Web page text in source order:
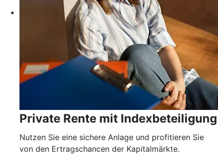
Private Rente mit Indexbeteiligung
Nutzen Sie eine sichere Anlage und profitieren Sie
von den Ertragschancen der Kapitalmärkte.